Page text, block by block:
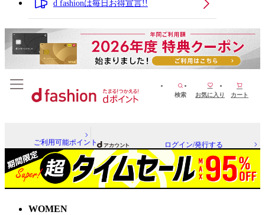
d fashionは毎日お得宣言!!
検索 お気に入り カート
ご利用可能ポイント ログイン/発行する
WOMEN